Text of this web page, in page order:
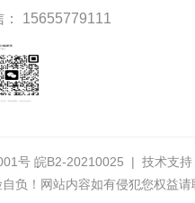
： 15655779111
号 皖B2-20210025 | 技术支持
负！网站内容如有侵犯您权益